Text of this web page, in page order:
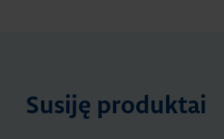
Susiję produktai